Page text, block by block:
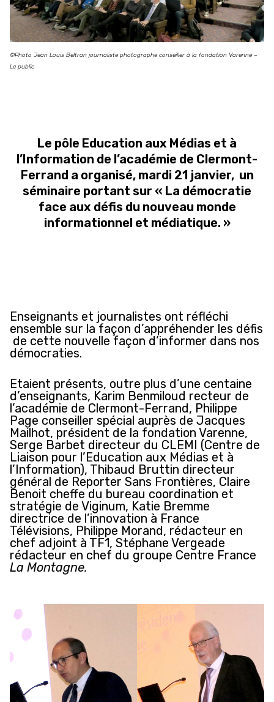
©Photo Jean Louis Beltran journaliste photographe conseiller à la fondation Varenne –
Le public
Le pôle Education aux Médias et à
l’Information de l’académie de Clermont-
Ferrand a organisé, mardi 21 janvier, un
séminaire portant sur « La démocratie
face aux défis du nouveau monde
informationnel et médiatique. »
Enseignants et journalistes ont réfléchi
ensemble sur la façon d’appréhender les défis
de cette nouvelle façon d’informer dans nos
démocraties.
Etaient présents, outre plus d’une centaine
d’enseignants, Karim Benmiloud recteur de
l’académie de Clermont-Ferrand, Philippe
Page conseiller spécial auprès de Jacques
Mailhot, président de la fondation Varenne,
Serge Barbet directeur du CLEMI (Centre de
Liaison pour l’Education aux Médias et à
l’Information), Thibaud Bruttin directeur
général de Reporter Sans Frontières, Claire
Benoit cheffe du bureau coordination et
stratégie de Viginum, Katie Bremme
directrice de l’innovation à France
Télévisions, Philippe Morand, rédacteur en
chef adjoint à TF1, Stéphane Vergeade
rédacteur en chef du groupe Centre France
La Montagne.